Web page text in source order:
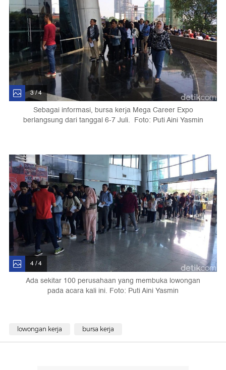
3 / 4
Sebagai informasi, bursa kerja Mega Career Expo
berlangsung dari tanggal 6-7 Juli. Foto: Puti Aini Yasmin
4 / 4
Ada sekitar 100 perusahaan yang membuka lowongan
pada acara kali ini. Foto: Puti Aini Yasmin
lowongan kerja bursa kerja